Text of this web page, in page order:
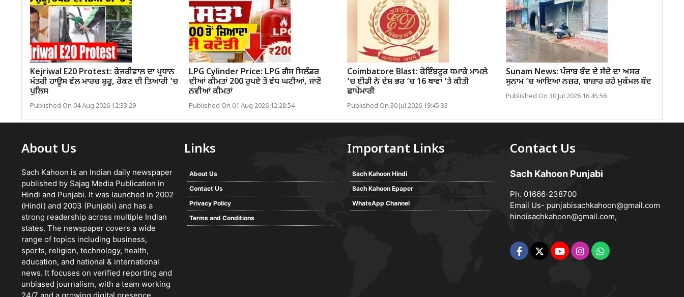
Kejriwal E20 Protest: ਕੇਜਰੀਵਾਲ ਦਾ ਪ੍ਰਧਾਨ
ਮੰਤਰੀ ਹਾਊਸ ਵੱਲ ਮਾਰਚ ਸ਼ੁਰੂ, ਰੋਕਣ ਦੀ ਤਿਆਰੀ ’ਚ
ਪੁਲਿਸ
Published On 04 Aug 2026 12:33:29
LPG Cylinder Price: LPG ਗੈਸ ਸਿਲੰਡਰ
ਦੀਆਂ ਕੀਮਤਾਂ 200 ਰੁਪਏ ਤੋਂ ਵੱਧ ਘਟੀਆਂ, ਜਾਣੋ
ਨਵੀਆਂ ਕੀਮਤਾਂ
Published On 01 Aug 2026 12:28:54
Coimbatore Blast: ਕੋਇੰਬਟੂਰ ਧਮਾਕੇ ਮਾਮਲੇ
’ਚ ਈਡੀ ਨੇ ਦੇਸ਼ ਭਰ ’ਚ 16 ਥਾਵਾਂ ’ਤੇ ਕੀਤੀ
ਛਾਪੇਮਾਰੀ
Published On 30 Jul 2026 19:45:33
Sunam News: ਪੰਜਾਬ ਬੰਦ ਦੇ ਸੱਦੇ ਦਾ ਅਸਰ
ਸੁਨਾਮ ’ਚ ਆਇਆ ਨਜ਼ਰ, ਬਾਜ਼ਾਰ ਰਹੇ ਮੁਕੰਮਲ ਬੰਦ
Published On 30 Jul 2026 16:45:56
About Us
Sach Kahoon is an Indian daily newspaper
published by Sajag Media Publication in
Hindi and Punjabi. It was launched in 2002
(Hindi) and 2003 (Punjabi) and has a
strong readership across multiple Indian
states. The newspaper covers a wide
range of topics including business,
sports, religion, technology, health,
education, and national & international
news. It focuses on verified reporting and
unbiased journalism, with a team working
24/7 and a growing digital presence.
Links
About Us
Contact Us
Privacy Policy
Terms and Conditions
Important Links
Sach Kahoon Hindi
Sach Kahoon Epaper
WhatsApp Channel
Contact Us
Sach Kahoon Punjabi
Ph. 01666-238700
Email Us- punjabisachkahoon@gmail.com
hindisachkahoon@gmail.com,